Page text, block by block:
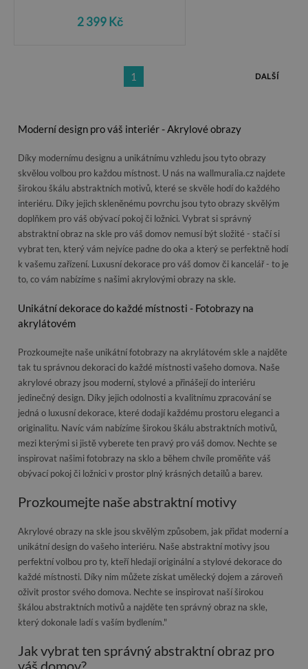
2 399 Kč
1 DALŠÍ
Moderní design pro váš interiér - Akrylové obrazy
Díky modernímu designu a unikátnímu vzhledu jsou tyto obrazy
skvělou volbou pro každou místnost. U nás na wallmuralia.cz najdete
širokou škálu abstraktních motivů, které se skvěle hodí do každého
interiéru. Díky jejich skleněnému povrchu jsou tyto obrazy skvělým
doplňkem pro váš obývací pokoj či ložnici. Vybrat si správný
abstraktní obraz na skle pro váš domov nemusí být složité - stačí si
vybrat ten, který vám nejvíce padne do oka a který se perfektně hodí
k vašemu zařízení. Luxusní dekorace pro váš domov či kancelář - to je
to, co vám nabízíme s našimi akrylovými obrazy na skle.
Unikátní dekorace do každé místnosti - Fotobrazy na
akrylátovém
Prozkoumejte naše unikátní fotobrazy na akrylátovém skle a najděte
tak tu správnou dekoraci do každé místnosti vašeho domova. Naše
akrylové obrazy jsou moderní, stylové a přinášejí do interiéru
jedinečný design. Díky jejich odolnosti a kvalitnímu zpracování se
jedná o luxusní dekorace, které dodají každému prostoru eleganci a
originalitu. Navíc vám nabízíme širokou škálu abstraktních motivů,
mezi kterými si jistě vyberete ten pravý pro váš domov. Nechte se
inspirovat našimi fotobrazy na sklo a během chvíle proměňte váš
obývací pokoj či ložnici v prostor plný krásných detailů a barev.
Prozkoumejte naše abstraktní motivy
Akrylové obrazy na skle jsou skvělým způsobem, jak přidat moderní a
unikátní design do vašeho interiéru. Naše abstraktní motivy jsou
perfektní volbou pro ty, kteří hledají originální a stylové dekorace do
každé místnosti. Díky nim můžete získat umělecký dojem a zároveň
oživit prostor svého domova. Nechte se inspirovat naší širokou
škálou abstraktních motivů a najděte ten správný obraz na skle,
který dokonale ladí s vaším bydlením."
Jak vybrat ten správný abstraktní obraz pro